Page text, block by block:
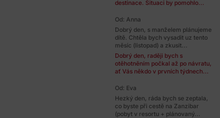
destinace. Situaci by pomohlo...
Od: Anna
Dobrý den, s manželem plánujeme
dítě. Chtěla bych vysadit uz tento
měsíc (listopad) a zkusit...
Dobrý den, raději bych s
otěhotněním počkal až po návratu,
ať Vás někdo v prvních týdnech...
Od: Eva
Hezký den, ráda bych se zeptala,
co byste při cestě na Zanzibar
(pobyt v resortu + plánovaný...